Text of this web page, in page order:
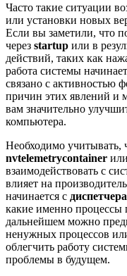
Часто такие ситуации
или установки новых
Если вы заметили, что
через startup или в
действий, таких как
работа системы
связано с активностью
причин этих явлений и
вам значительно
компьютера.
Необходимо учитывать,
nvtelemetrycontainer или
взаимодействовать с
влияет на
начинается с
какие именно процессы
дальнейшем можно
ненужных процессов
облегчить работу
проблемы в будущем.